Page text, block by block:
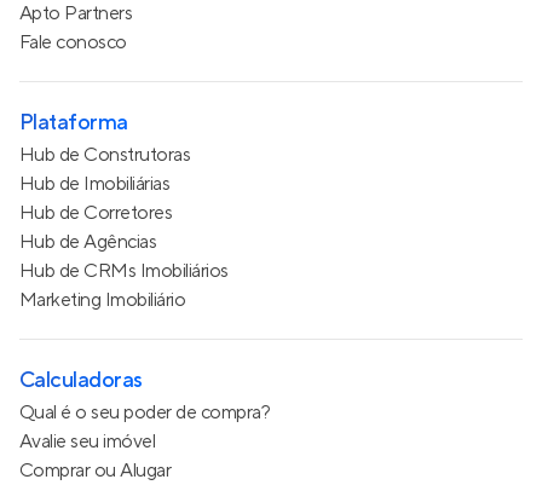
Apto Partners
Fale conosco
Plataforma
Hub de Construtoras
Hub de Imobiliárias
Hub de Corretores
Hub de Agências
Hub de CRMs Imobiliários
Marketing Imobiliário
Calculadoras
Qual é o seu poder de compra?
Avalie seu imóvel
Comprar ou Alugar